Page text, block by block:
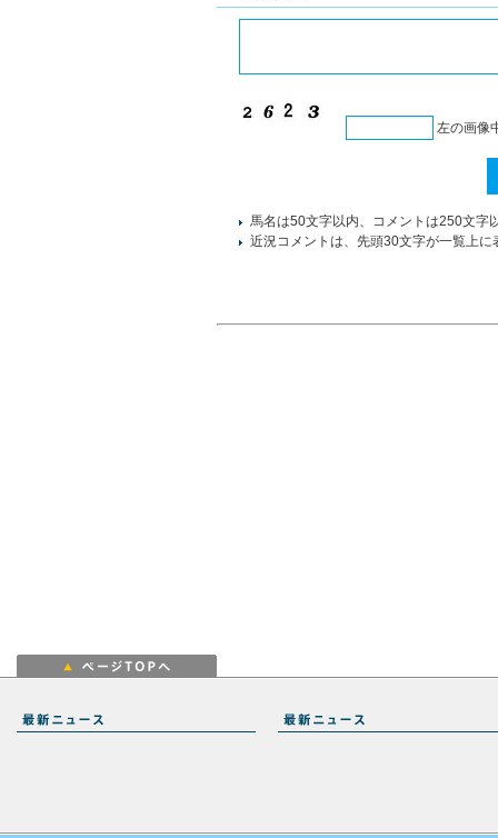
左の画像
馬名は50文字以内、コメントは250文字
近況コメントは、先頭30文字が一覧上に